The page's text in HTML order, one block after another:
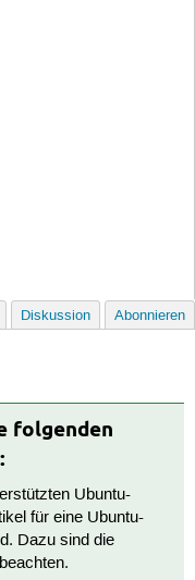
Diskussion Abonnieren
folgenden
Ubuntu-
für eine Ubuntu-
Dazu sind die